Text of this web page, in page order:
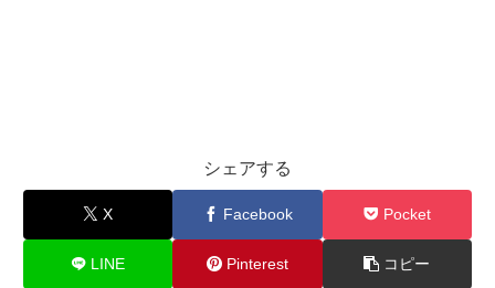
シェアする
X Facebook Pocket
LINE Pinterest コピー